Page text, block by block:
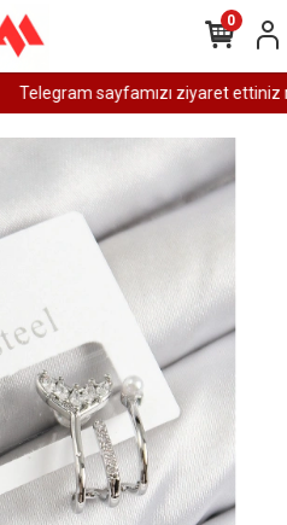
Telegram sayfamızı ziyaret ettiniz
0